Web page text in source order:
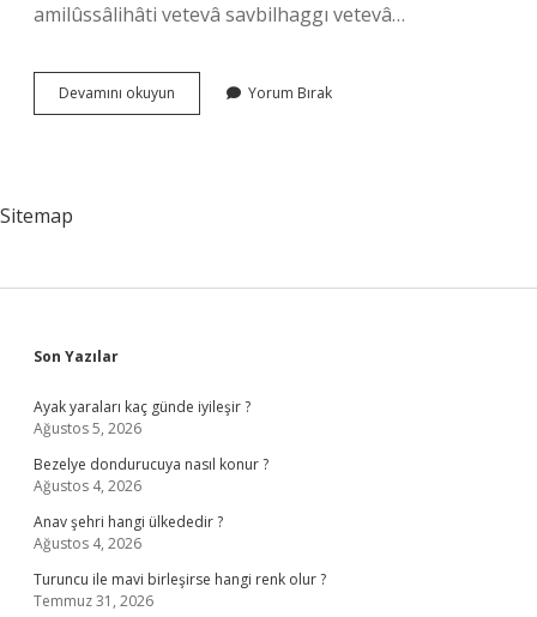
amilûssâlihâti vetevâ savbilhaggı vetevâ…
Devamını okuyun
Suresi
Yorum Bırak
Sitemap
Sidebar
Son Yazılar
Ayak yaraları kaç günde iyileşir ?
Ağustos 5, 2026
Bezelye dondurucuya nasıl konur ?
Ağustos 4, 2026
Anav şehri hangi ülkededir ?
Ağustos 4, 2026
Turuncu ile mavi birleşirse hangi renk olur ?
Temmuz 31, 2026